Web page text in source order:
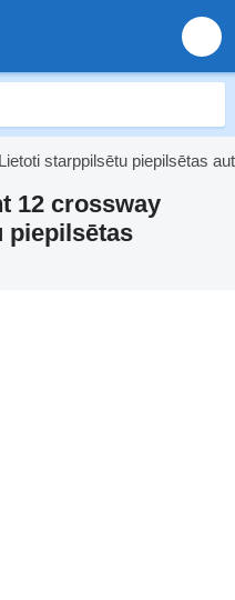
Lietoti starppilsētu piepilsētas
12 crossway
piepilsētas